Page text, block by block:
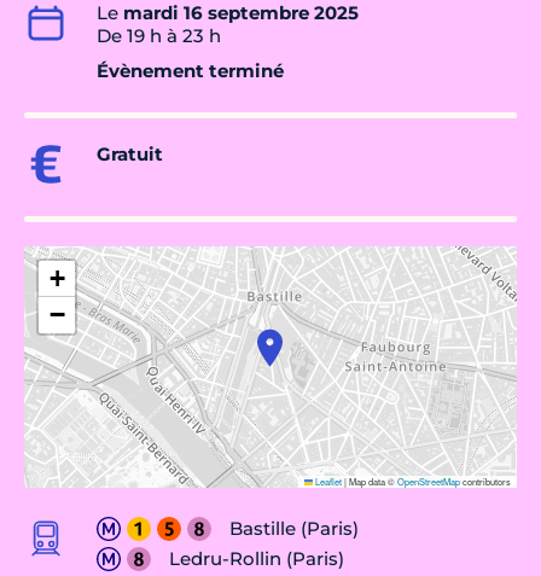
Le mardi 16 septembre 2025
De 19 h à 23 h
Évènement terminé
Gratuit
+
−
Leaflet|Map data ©OpenStreetMapcontributors
Bastille (Paris)
Ledru-Rollin (Paris)